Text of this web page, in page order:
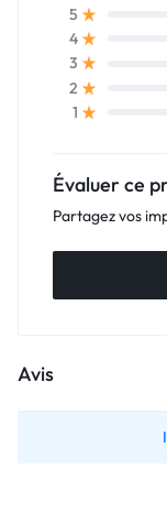
5
4
3
2
1
Évaluer ce
Partagez vos
Avis